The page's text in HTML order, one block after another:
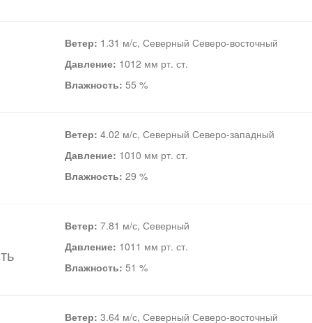
Ветер: 1.31 м/с, Северный Северо-восточный
Давление: 1012 мм рт. ст.
Влажность: 55 %
Ветер: 4.02 м/с, Северный Северо-западный
Давление: 1010 мм рт. ст.
Влажность: 29 %
Ветер: 7.81 м/с, Северный
Давление: 1011 мм рт. ст.
Влажность: 51 %
Ветер: 3.64 м/с, Северный Северо-восточный